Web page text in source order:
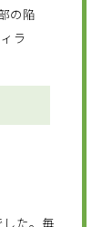
の陥
ラ
た。毎